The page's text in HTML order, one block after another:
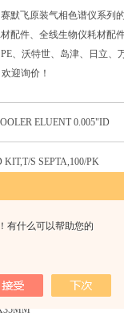
有什么可以帮助您的
默飞原装气相色谱仪系列
配件、全线生物仪耗材配
、沃特世、岛津、日立、
迎询价！
ELUENT 0.005"ID
S SEPTA,100/PK
box